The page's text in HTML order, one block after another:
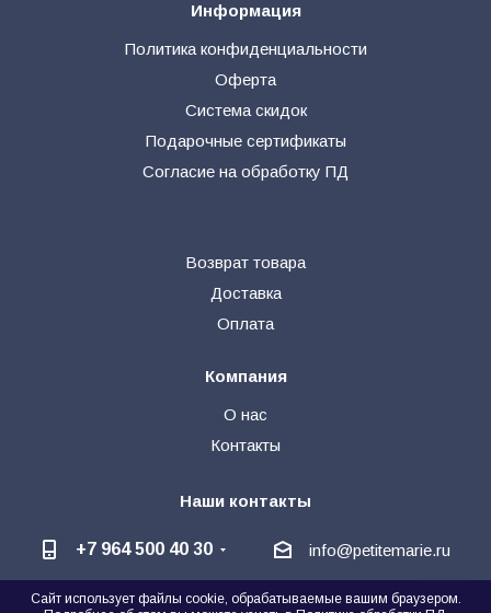
Информация
Политика конфиденциальности
Оферта
Система скидок
Подарочные сертификаты
Согласие на обработку ПД
Возврат товара
Доставка
Оплата
Компания
О нас
Контакты
Наши контакты
+7 964 500 40 30 info@petitemarie.ru
@petite_kids +7 964 500 40 30
Сайт использует файлы cookie, обрабатываемые вашим браузером.